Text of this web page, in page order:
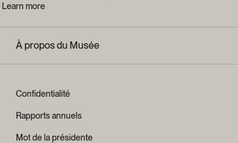
Learn more
À propos du Musée
Confidentialité
Rapports annuels
Mot de la présidente